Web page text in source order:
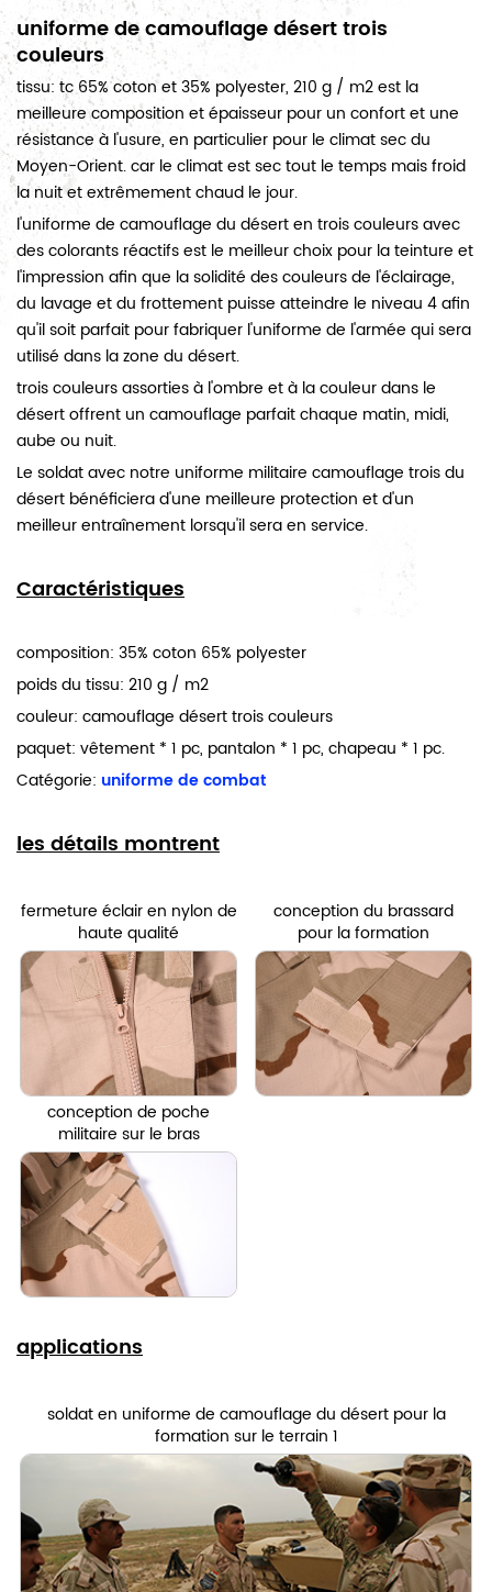
uniforme de camouflage désert trois
couleurs
tissu: tc 65% coton et 35% polyester, 210 g / m2 est la
meilleure composition et épaisseur pour un confort et une
résistance à l'usure, en particulier pour le climat sec du
Moyen-Orient. car le climat est sec tout le temps mais froid
la nuit et extrêmement chaud le jour.
l'uniforme de camouflage du désert en trois couleurs avec
des colorants réactifs est le meilleur choix pour la teinture et
l'impression afin que la solidité des couleurs de l'éclairage,
du lavage et du frottement puisse atteindre le niveau 4 afin
qu'il soit parfait pour fabriquer l'uniforme de l'armée qui sera
utilisé dans la zone du désert.
trois couleurs assorties à l'ombre et à la couleur dans le
désert offrent un camouflage parfait chaque matin, midi,
aube ou nuit.
Le soldat avec notre uniforme militaire camouflage trois du
désert bénéficiera d'une meilleure protection et d'un
meilleur entraînement lorsqu'il sera en service.
Caractéristiques
composition: 35% coton 65% polyester
poids du tissu: 210 g / m2
couleur: camouflage désert trois couleurs
paquet: vêtement * 1 pc, pantalon * 1 pc, chapeau * 1 pc.
Catégorie: uniforme de combat
les détails montrent
fermeture éclair en nylon de
haute qualité
conception du brassard
pour la formation
conception de poche
militaire sur le bras
applications
soldat en uniforme de camouflage du désert pour la
formation sur le terrain 1